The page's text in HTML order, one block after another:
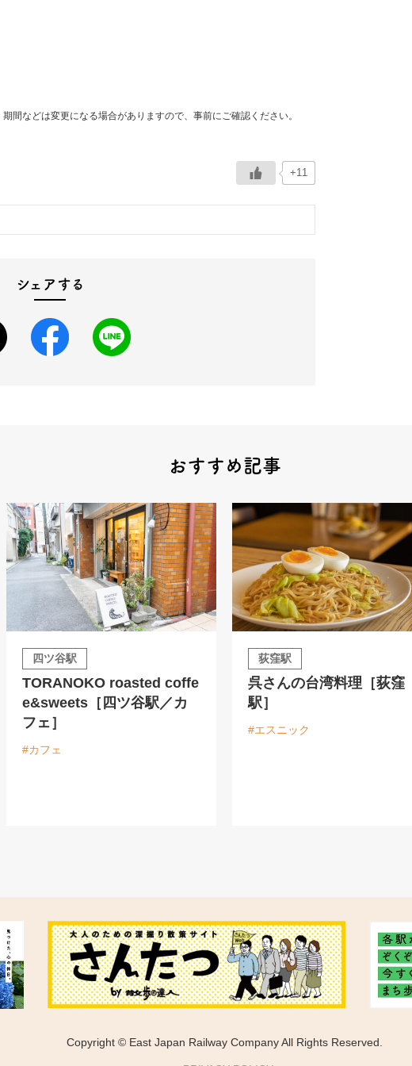
間などは変更になる場合がありますので、事前にご確認ください。
+11
シェアする
おすすめ記事
四ツ谷駅
TORANOKO roasted coffe
e&sweets［四ツ谷駅／カ
フェ］
#カフェ
荻窪駅
呉さんの台湾料理［荻窪
駅］
#エスニック
Copyright © East Japan Railway Company All Rights Reserved.